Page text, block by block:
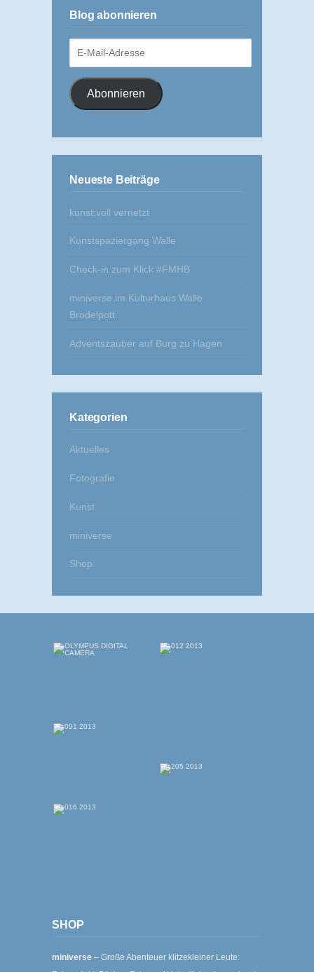
Blog abonnieren
Adresse
Abonnieren
Neueste Beiträge
kunst:voll vernetzt
Kunstspaziergang Walle
Check-in zum Klick #FMHB
miniverse im Kulturhaus Walle
Brodelpott
Adventszauber auf Burg zu Hagen
Kategorien
Aktuelles
Fotografie
Kunst
miniverse
Shop
SHOP
miniverse – Große Abenteuer klitzekleiner Leute: